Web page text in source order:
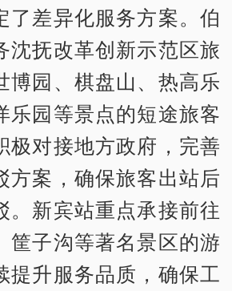
了差异化服务方案。伯
沈抚改革创新示范区旅
博园、棋盘山、热高乐
乐园等景点的短途旅客
极对接地方政府，完善
方案，确保旅客出站后
。新宾站重点承接前往
筐子沟等著名景区的游
提升服务品质，确保工